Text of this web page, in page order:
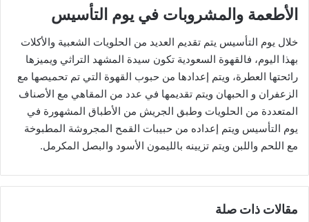
الأطعمة والمشروبات في يوم التأسيس
خلال يوم التأسيس يتم تقديم العديد من الحلويات الشعبية والأكلات
بهذا اليوم، فالقهوة السعودية تكون سيدة المشهد التراثي ويميزها
رائحتها العطرة، ويتم إعدادها من حبوب القهوة التي تم تحميصها مع
الزعفران و الحبهان ويتم تقديمها في عدد من المقاهي مع الأصناف
المتعددة من الحلويات وطبق الجريش من الأطباق المشهورة في
يوم التأسيس ويتم إعداده من حبيبات القمح المجروشة المطبوخة
مع اللحم واللبن ويتم تزيينه بالليمون الأسود والبصل المكرمل.
مقالات ذات صلة